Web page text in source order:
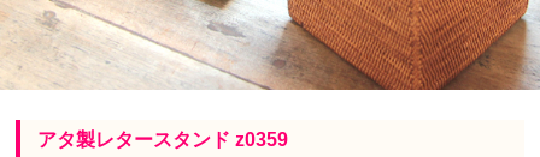
アタ製レタースタンド z0359